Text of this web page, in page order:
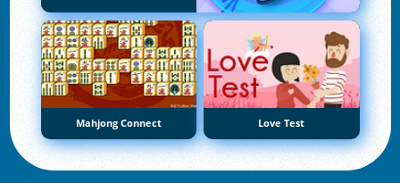
Mahjong Connect Love Test